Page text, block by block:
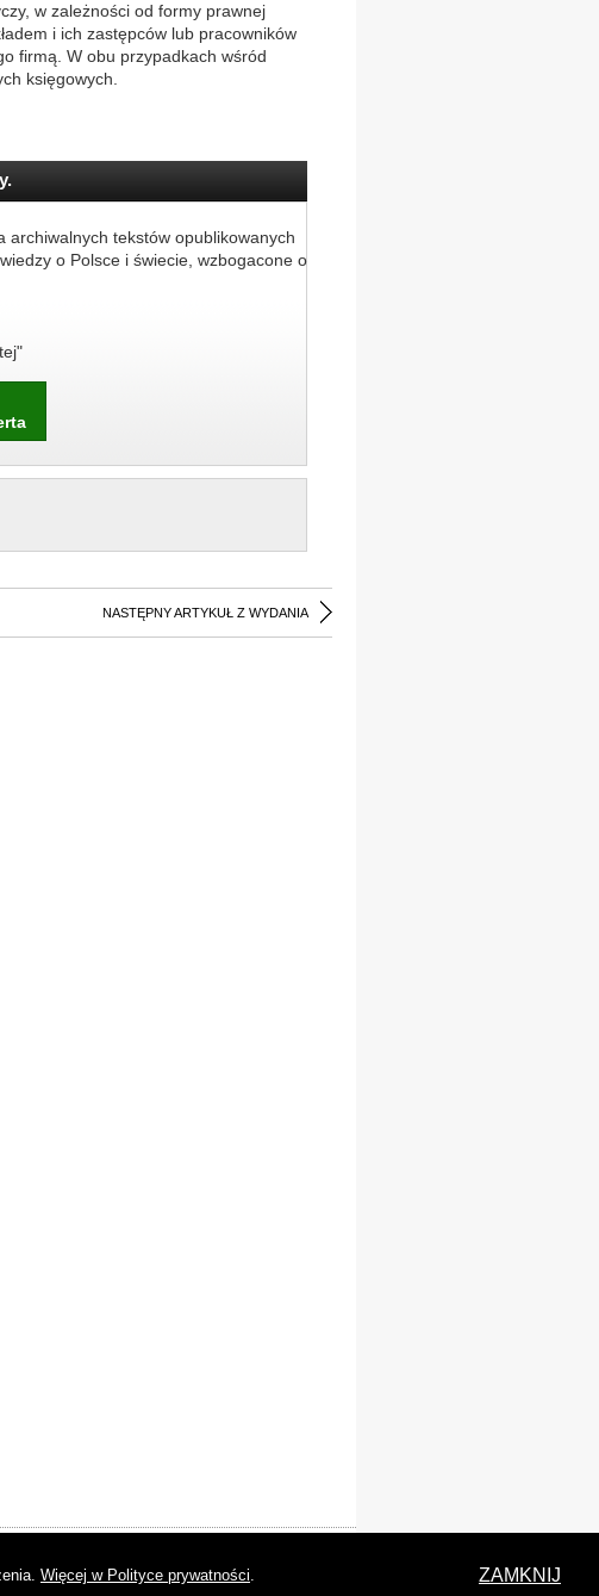
w zależności od formy prawnej
i ich zastępców lub pracowników
firmą. W obu przypadkach wśród
księgowych.
archiwalnych tekstów opublikowanych
o Polsce i świecie, wzbogacone o
NASTĘPNY ARTYKUŁ Z WYDANIA
Więcej w Polityce prywatności. ZAMKNIJ